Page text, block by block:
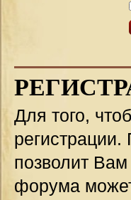
Для того,
регистрации.
позволит
форума